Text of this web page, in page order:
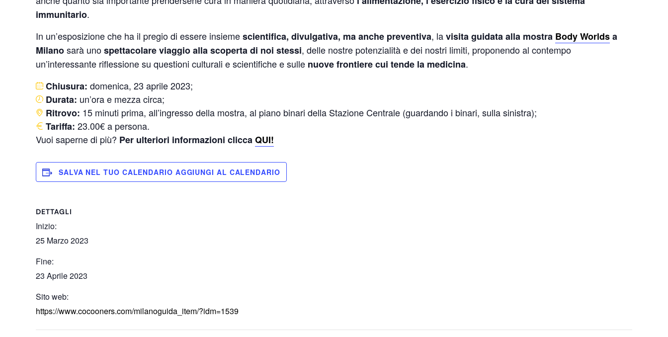
immunitario.
In un’esposizione che ha il pregio di essere insiemescientifica, divulgativa, ma anche preventiva, lavisita guidata alla mostra Body Worldsa
Milanosarà unospettacolare viaggio alla scoperta di noi stessi, delle nostre potenzialità e dei nostri limiti, proponendo al contempo
un’interessante riflessione su questioni culturali e scientifiche e sulle nuove frontiere cui tende la medicina.
Chiusura: domenica, 23 aprile 2023;
Durata: un’ora e mezza circa;
Ritrovo: 15 minuti prima, all’ingresso della mostra, al piano binari della Stazione Centrale (guardando i binari, sulla sinistra);
Tariffa: 23.00€ a persona.
Vuoi saperne di più? Per ulteriori informazioni cliccaQUI!
SALVA NEL TUO CALENDARIO
DETTAGLI
Inizio:
25 Marzo 2023
Fine:
23 Aprile 2023
Sito web:
https://www.cocooners.com/milanoguida_item/?idm=1539